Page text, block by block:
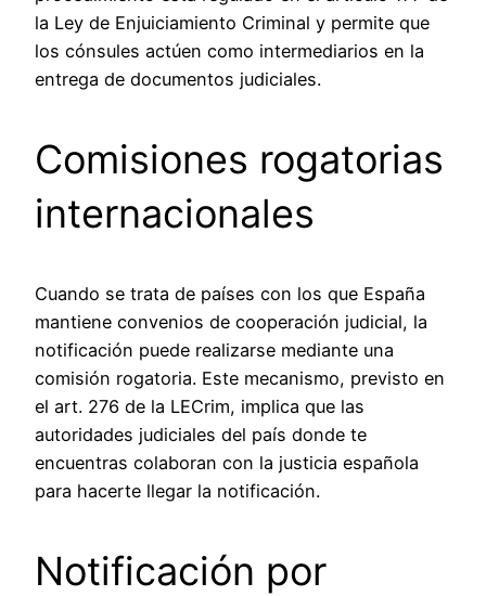
la Ley de Enjuiciamiento Criminal y permite que
los cónsules actúen como intermediarios en la
entrega de documentos judiciales.
Comisiones rogatorias
internacionales
Cuando se trata de países con los que España
mantiene convenios de cooperación judicial, la
notificación puede realizarse mediante una
comisión rogatoria. Este mecanismo, previsto en
el art. 276 de la LECrim, implica que las
autoridades judiciales del país donde te
encuentras colaboran con la justicia española
para hacerte llegar la notificación.
Notificación por